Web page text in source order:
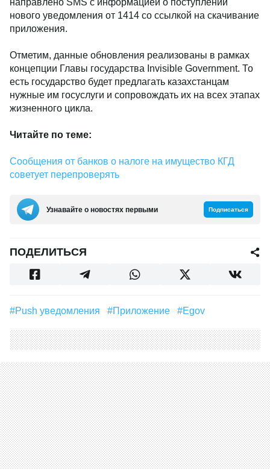
направлено SMS с информацией о поступлении
нового уведомления от 1414 со ссылкой на скачивание
приложения.
Отметим, данные обновления реализованы в рамках
концепции Главы государства Invisible Government. То
есть государство будет предлагать казахстанцам
нужные им госуслуги и сопровождать их на всех этапах
жизненного цикла.
Читайте по теме:
Сообщения от банков о налоге на имущество КГД
советует перепроверять
Узнавайте о новостях первыми Подписаться
ПОДЕЛИТЬСЯ
#push уведомления #приложение #egov